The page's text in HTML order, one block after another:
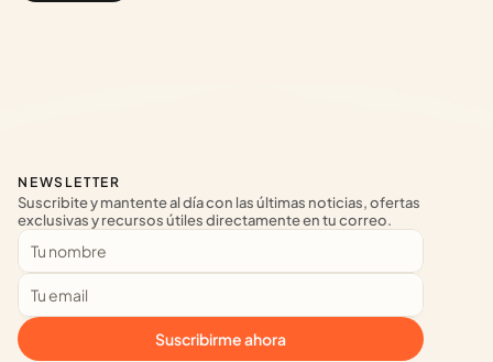
NEWSLETTER
Suscribite y mantente al día con las últimas noticias, ofertas
exclusivas y recursos útiles directamente en tu correo.
Suscribirme ahora